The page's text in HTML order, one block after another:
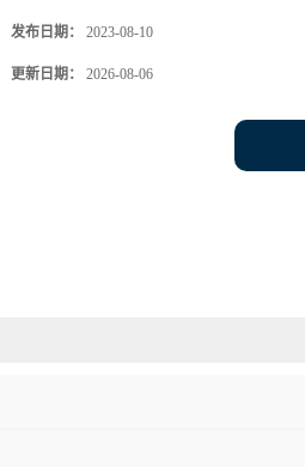
发布日期： 2023-08-10
更新日期： 2026-08-06